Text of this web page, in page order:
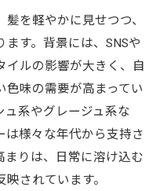
を軽やかに見せつつ、
す。背景には、SNSや
イルの影響が大きく、自
味の需要が高まってい
ュ系やグレージュ系な
は様々な年代から支持さ
まりは、日常に溶け込む
されています。